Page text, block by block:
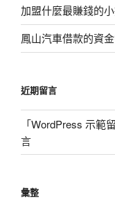
加盟什麼最賺錢的
鳳山汽車借款的資
近期留言
「WordPress 示範
言
彙整